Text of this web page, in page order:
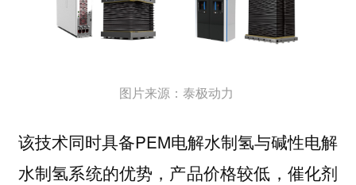
图片来源：泰极动力
该技术同时具备PEM电解水制氢与碱性电解
水制氢系统的优势，产品价格较低，催化剂